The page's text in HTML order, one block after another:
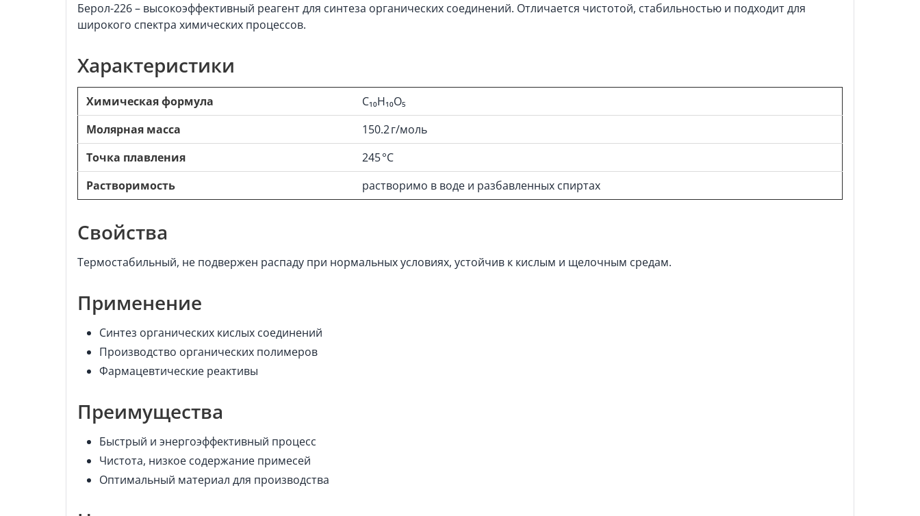
Берол-226 – высокоэффективный реагент для синтеза органических соединений. Отличается чистотой, стабильностью и подходит для
широкого спектра химических процессов.
Характеристики
Химическая формула
C₁₀H₁₀O₅
Молярная масса
150.2 г/моль
Точка плавления
245 °C
Растворимость
растворимо в воде и разбавленных спиртах
Свойства
Термостабильный, не подвержен распаду при нормальных условиях, устойчив к кислым и щелочным средам.
Применение
Синтез органических кислых соединений
Производство органических полимеров
Фармацевтические реактивы
Преимущества
Быстрый и энергоэффективный процесс
Чистота, низкое содержание примесей
Оптимальный материал для производства